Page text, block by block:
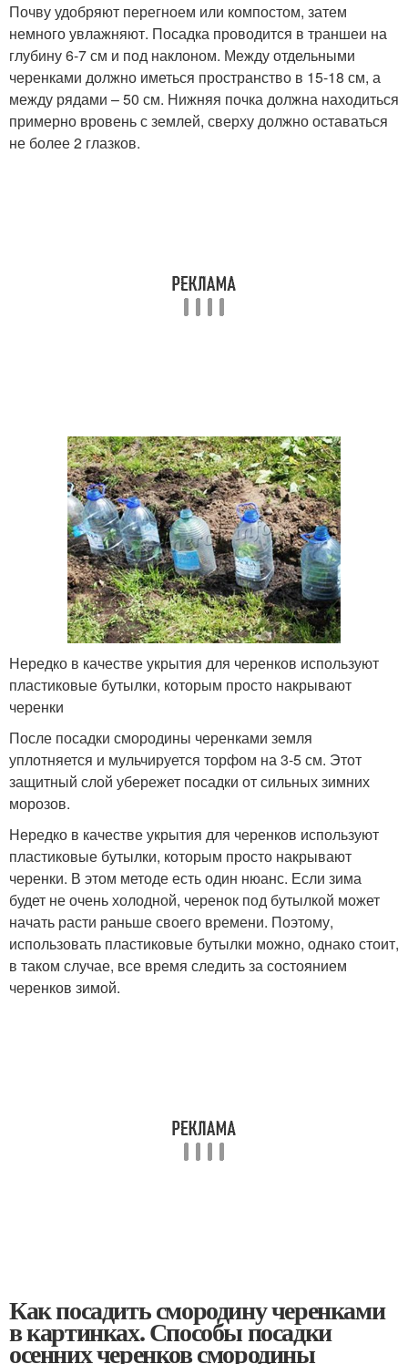
Почву удобряют перегноем или компостом, затем
немного увлажняют. Посадка проводится в траншеи на
глубину 6-7 см и под наклоном. Между отдельными
черенками должно иметься пространство в 15-18 см, а
между рядами – 50 см. Нижняя почка должна находиться
примерно вровень с землей, сверху должно оставаться
не более 2 глазков.
Нередко в качестве укрытия для черенков используют
пластиковые бутылки, которым просто накрывают
черенки
После посадки смородины черенками земля
уплотняется и мульчируется торфом на 3-5 см. Этот
защитный слой убережет посадки от сильных зимних
морозов.
Нередко в качестве укрытия для черенков используют
пластиковые бутылки, которым просто накрывают
черенки. В этом методе есть один нюанс. Если зима
будет не очень холодной, черенок под бутылкой может
начать расти раньше своего времени. Поэтому,
использовать пластиковые бутылки можно, однако стоит,
в таком случае, все время следить за состоянием
черенков зимой.
Как посадить смородину черенками
в картинках. Способы посадки
осенних черенков смородины